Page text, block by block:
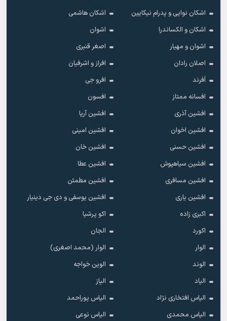
اشکان نوایی و پدرام نیکایین
اشکان هاشمی
اشکان و الکساندرا
اشوان
اشوان و مهیار
اصغر قنبری
اصلان رادان
افراز و اشرفیان
اَفرند
افرو جی
افسانه ممتاز
افسون
افشین آذری
افشین آریا
افشین اخوان
افشین امینی
افشین حسنی
افشین خان
افشین سیاهپوش
افشین عطا
افشین مسافری
افشین مطمئن
افشین یاری
افشین یوسفی و دی جی دینیار
اکبری زاده
اکو پرشیا
اکورد
الجان
الوار
الوار (محمد اصغری)
الوند
الوین خواجه
الیاد
الیاز
الیاس افتخاری نژاد
الیاس پوراحمد
الیاس محمدی
الیاس نوعی